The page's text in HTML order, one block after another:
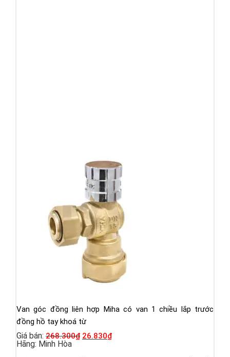
Van góc đồng liên hợp Miha có van 1 chiều lắp trước
đồng hồ tay khoá từ
Giá bán: 268.300₫ 26.830₫
Hãng: Minh Hòa